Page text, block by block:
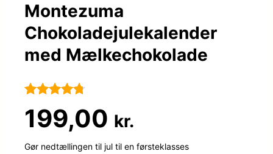
Montezuma
Chokoladejulekalender
med Mælkechokolade
som4.7
ud af 5
199,00 kr.
Gør nedtællingen til jul til en førsteklasses